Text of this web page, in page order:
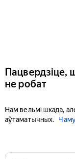
Пацвердзіце,
не робат
Нам вельмі шкада,
аўтаматычных.